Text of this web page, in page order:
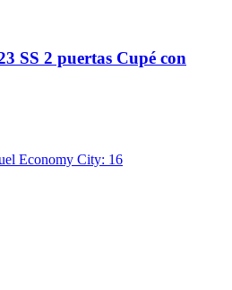
SS 2 puertas Cupé con
Economy City: 16